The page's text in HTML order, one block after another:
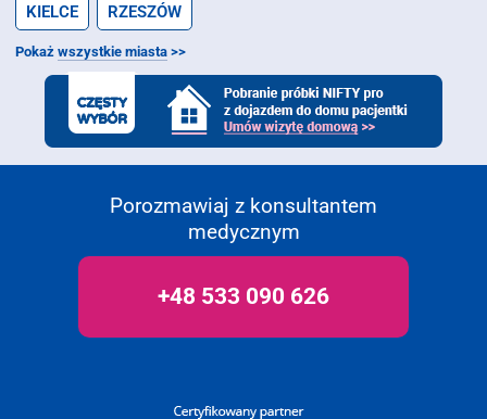
KIELCE RZESZÓW
Pokaż wszystkie miasta >>
Porozmawiaj z konsultantem
medycznym
+48 533 090 626